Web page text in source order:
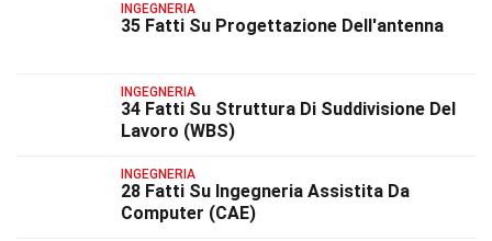
INGEGNERIA
35 Fatti Su Progettazione Dell'antenna
INGEGNERIA
34 Fatti Su Struttura Di Suddivisione Del
Lavoro (WBS)
INGEGNERIA
28 Fatti Su Ingegneria Assistita Da
Computer (CAE)